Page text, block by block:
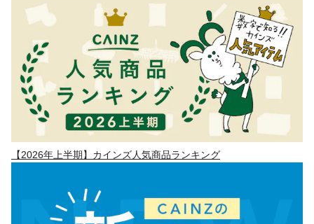
【2026年上半期】カインズ人気商品ランキング